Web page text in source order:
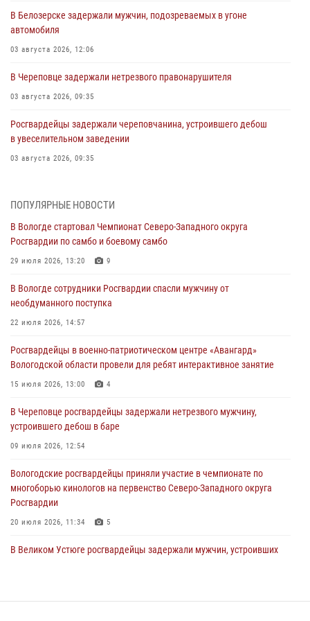
В Белозерске задержали мужчин, подозреваемых в угоне
автомобиля
03 августа 2026, 12:06
В Череповце задержали нетрезвого правонарушителя
03 августа 2026, 09:35
Росгвардейцы задержали череповчанина, устроившего дебош
в увеселительном заведении
03 августа 2026, 09:35
товаров из магазина
В Вологде определились победители и призеры Чемпионатов
Северо-Западного округа Росгвардии по спортивному и боевому
03 августа 2026, 08:54 1
ЗА МИНУВШУЮ НЕДЕЛЮ СОТРУДНИКАМИ ВНЕВЕДОМСТВЕННОЙ
ПРАВОНАРУШИТЕЛЯ
02 августа 2026, 10:37
нарушителя на питбайке
31 июля 2026, 06:43
ПОПУЛЯРНЫЕ НОВОСТИ
В Вологде стартовал Чемпионат Северо-Западного округа
Росгвардии по самбо и боевому самбо
29 июля 2026, 13:20 9
В Вологде сотрудники Росгвардии спасли мужчину от
необдуманного поступка
22 июля 2026, 14:57
Росгвардейцы в военно-патриотическом центре «Авангард»
Вологодской области провели для ребят интерактивное занятие
15 июля 2026, 13:00 4
В Череповце росгвардейцы задержали нетрезвого мужчину,
устроившего дебош в баре
09 июля 2026, 12:54
Вологодские росгвардейцы приняли участие в чемпионате по
многоборью кинологов на первенство Северо-Западного округа
Росгвардии
20 июля 2026, 11:34 5
В Великом Устюге росгвардейцы задержали мужчин, устроивших